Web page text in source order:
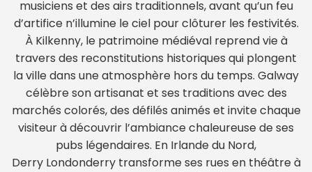
musiciens et des airs traditionnels, avant qu’un feu
d’artifice n’illumine le ciel pour clôturer les festivités.
À Kilkenny, le patrimoine médiéval reprend vie à
travers des reconstitutions historiques qui plongent
la ville dans une atmosphère hors du temps. Galway
célèbre son artisanat et ses traditions avec des
marchés colorés, des défilés animés et invite chaque
visiteur à découvrir l’ambiance chaleureuse de ses
pubs légendaires. En Irlande du Nord,
Derry Londonderry transforme ses rues en théâtre à